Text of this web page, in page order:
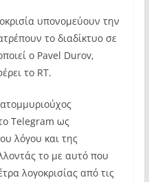
υπονομεύουν την
το διαδίκτυο σε
ο Pavel Durov,
το RT.
Telegram ως
λόγου και της
το με αυτό που
λογοκρισίας από τις